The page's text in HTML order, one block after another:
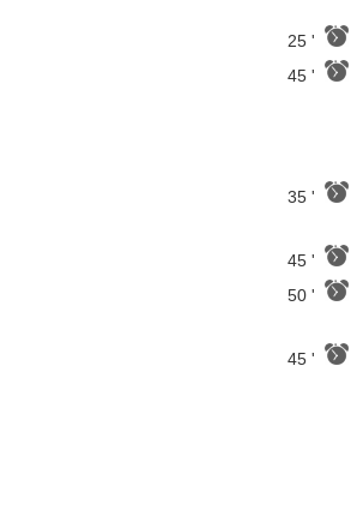
25 '
45 '
35 '
45 '
50 '
45 '